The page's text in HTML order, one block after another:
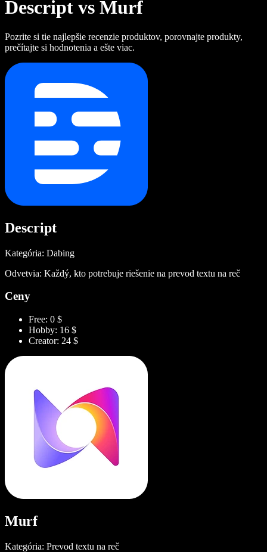
Descript vs Murf
Pozrite si tie najlepšie recenzie produktov, porovnajte produkty,
prečítajte si hodnotenia a ešte viac.
Descript
Kategória: Dabing
Odvetvia: Každý, kto potrebuje riešenie na prevod textu na reč
Ceny
Free: 0 $
Hobby: 16 $
Creator: 24 $
Murf
Kategória: Prevod textu na reč